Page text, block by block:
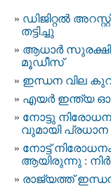
ഡിജിറ്റല്‍
തട്ടിച്ചു
ആധാര്‍
മൂഡീസ്
ഇന്ധന വില
എയര്‍ ഇന്ത്യ
നോട്ടു
വുമായി പ്രധാന
നോട്ട്​
ആയിരുന്നു :
രാജ്യത്ത് ഇന്ധന